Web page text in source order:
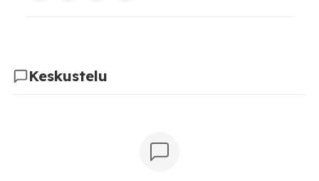
Keskustelu